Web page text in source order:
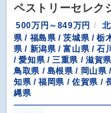
ペストリーセレク
500万円～849万円
県 / 福島県 / 茨城県 / 栃
県 / 新潟県 / 富山県 / 石
/ 愛知県 / 三重県 / 滋賀
鳥取県 / 島根県 / 岡山県
知県 / 福岡県 / 佐賀県 /
縄県